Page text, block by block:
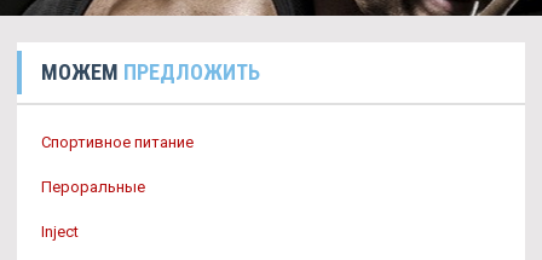
МОЖЕМ ПРЕДЛОЖИТЬ
Спортивное питание
Пероральные
Inject